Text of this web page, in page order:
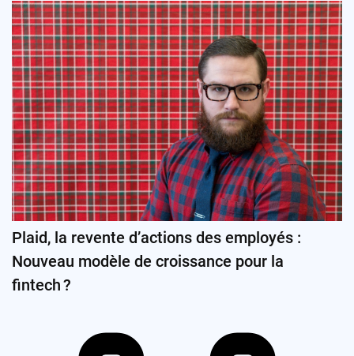
Plaid, la revente d’actions des employés :
Nouveau modèle de croissance pour la
fintech ?